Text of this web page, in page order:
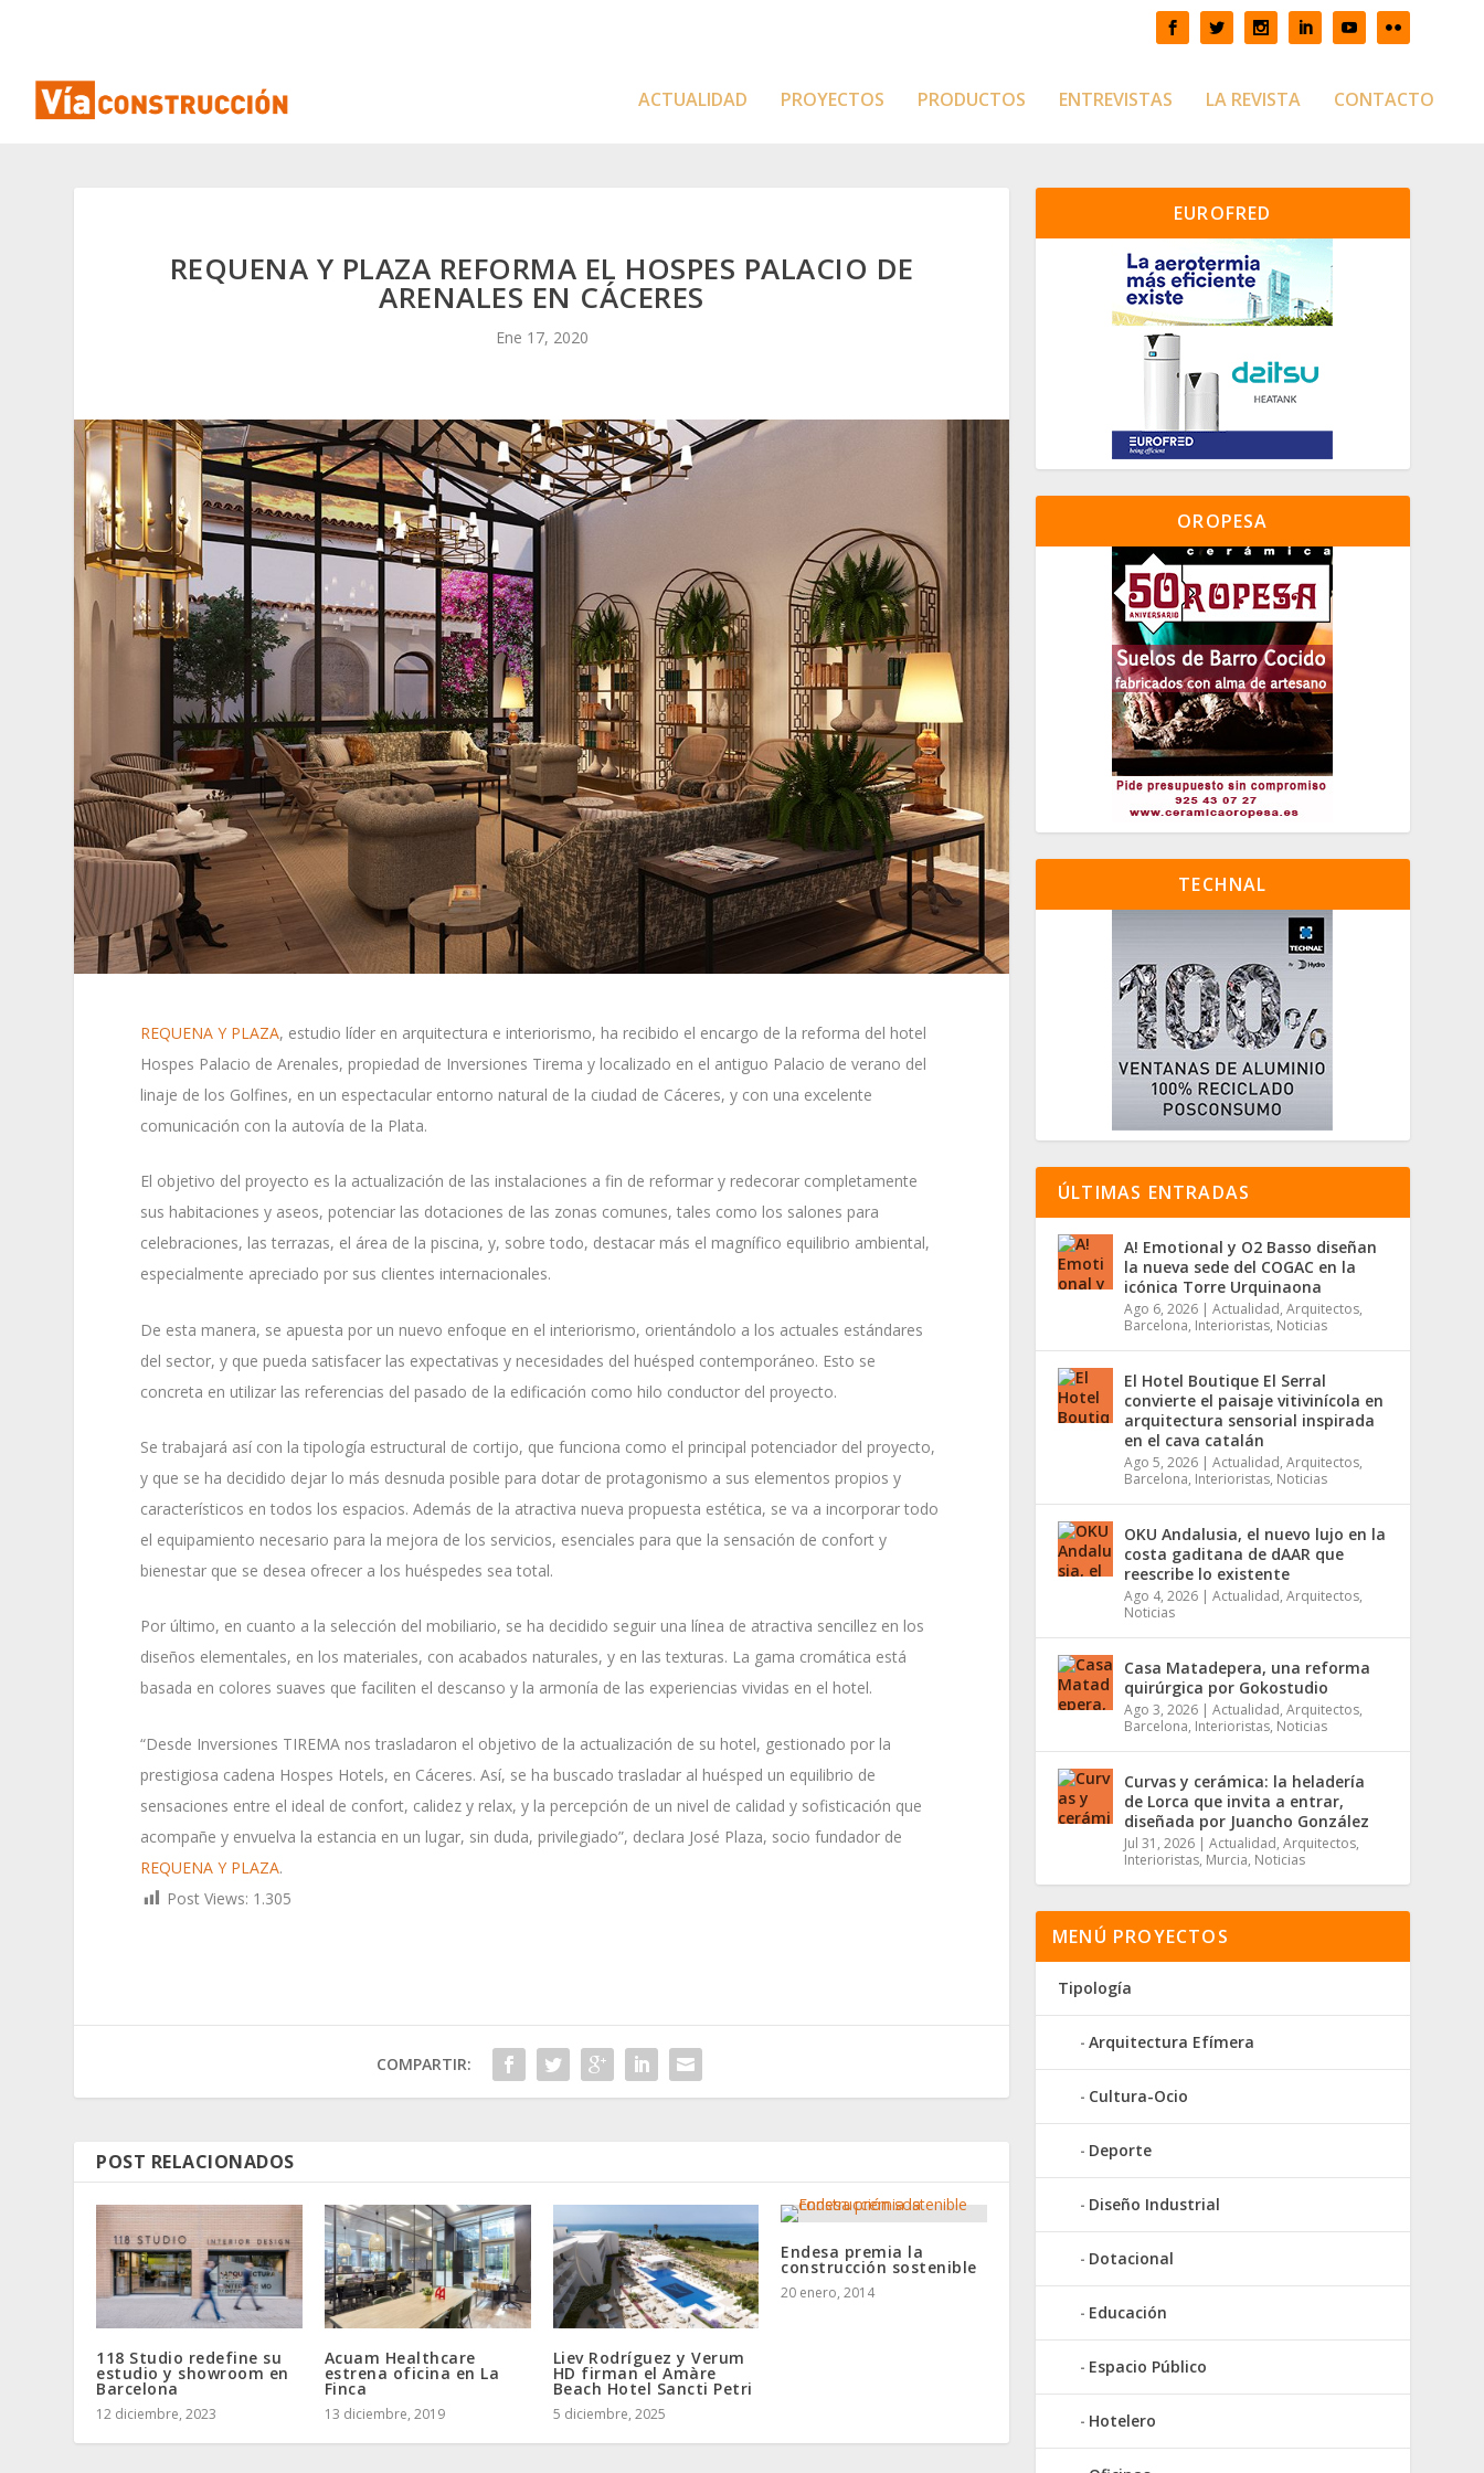
ACTUALIDAD PROYECTOS PRODUCTOS ENTREVISTAS LA REVISTA CONTACTO
REQUENA Y PLAZA REFORMA EL HOSPES PALACIO DE
ARENALES EN CÁCERES
Ene 17, 2020
REQUENA Y PLAZA, estudio líder en arquitectura e interiorismo, ha recibido el encargo de la reforma del hotel
Hospes Palacio de Arenales, propiedad de Inversiones Tirema y localizado en el antiguo Palacio de verano del
linaje de los Golfines, en un espectacular entorno natural de la ciudad de Cáceres, y con una excelente
comunicación con la autovía de la Plata.
El objetivo del proyecto es la actualización de las instalaciones a fin de reformar y redecorar completamente
sus habitaciones y aseos, potenciar las dotaciones de las zonas comunes, tales como los salones para
celebraciones, las terrazas, el área de la piscina, y, sobre todo, destacar más el magnífico equilibrio ambiental,
especialmente apreciado por sus clientes internacionales.
De esta manera, se apuesta por un nuevo enfoque en el interiorismo, orientándolo a los actuales estándares
del sector, y que pueda satisfacer las expectativas y necesidades del huésped contemporáneo. Esto se
concreta en utilizar las referencias del pasado de la edificación como hilo conductor del proyecto.
Se trabajará así con la tipología estructural de cortijo, que funciona como el principal potenciador del proyecto,
y que se ha decidido dejar lo más desnuda posible para dotar de protagonismo a sus elementos propios y
característicos en todos los espacios. Además de la atractiva nueva propuesta estética, se va a incorporar todo
el equipamiento necesario para la mejora de los servicios, esenciales para que la sensación de confort y
bienestar que se desea ofrecer a los huéspedes sea total.
Por último, en cuanto a la selección del mobiliario, se ha decidido seguir una línea de atractiva sencillez en los
diseños elementales, en los materiales, con acabados naturales, y en las texturas. La gama cromática está
basada en colores suaves que faciliten el descanso y la armonía de las experiencias vividas en el hotel.
“Desde Inversiones TIREMA nos trasladaron el objetivo de la actualización de su hotel, gestionado por la
prestigiosa cadena Hospes Hotels, en Cáceres. Así, se ha buscado trasladar al huésped un equilibrio de
sensaciones entre el ideal de confort, calidez y relax, y la percepción de un nivel de calidad y sofisticación que
acompañe y envuelva la estancia en un lugar, sin duda, privilegiado”, declara José Plaza, socio fundador de
REQUENA Y PLAZA.
Post Views: 1.305
COMPARTIR:
POST RELACIONADOS
118 Studio redefine su
estudio y showroom en
Barcelona
12 diciembre, 2023
Acuam Healthcare
estrena oficina en La
Finca
13 diciembre, 2019
Liev Rodríguez y Verum
HD firman el Amàre
Beach Hotel Sancti Petri
5 diciembre, 2025
Endesa premia la
construcción sostenible
20 enero, 2014
EUROFRED
OROPESA
TECHNAL
ÚLTIMAS ENTRADAS
A! Emotional y O2 Basso diseñan
la nueva sede del COGAC en la
icónica Torre Urquinaona
Ago 6, 2026 | Actualidad, Arquitectos,
Barcelona, Interioristas, Noticias
El Hotel Boutique El Serral
convierte el paisaje vitivinícola en
arquitectura sensorial inspirada
en el cava catalán
Ago 5, 2026 | Actualidad, Arquitectos,
Barcelona, Interioristas, Noticias
OKU Andalusia, el nuevo lujo en la
costa gaditana de dAAR que
reescribe lo existente
Ago 4, 2026 | Actualidad, Arquitectos,
Noticias
Casa Matadepera, una reforma
quirúrgica por Gokostudio
Ago 3, 2026 | Actualidad, Arquitectos,
Barcelona, Interioristas, Noticias
Curvas y cerámica: la heladería
de Lorca que invita a entrar,
diseñada por Juancho González
Jul 31, 2026 | Actualidad, Arquitectos,
Interioristas, Murcia, Noticias
MENÚ PROYECTOS
Tipología
Arquitectura Efímera
Cultura-Ocio
Deporte
Diseño Industrial
Dotacional
Educación
Espacio Público
Hotelero